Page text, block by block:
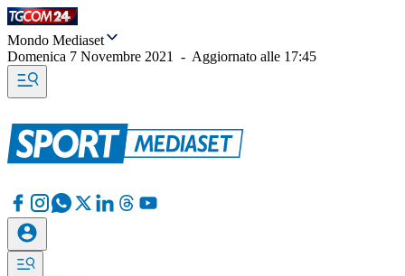
Mondo Mediaset
Domenica 7 Novembre 2021
- Aggiornato alle 17:45